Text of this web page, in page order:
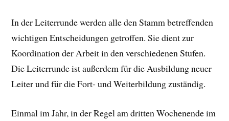
In der Leiterrunde werden alle den Stamm betreffenden
wichtigen Entscheidungen getroffen. Sie dient zur
Koordination der Arbeit in den verschiedenen Stufen.
Die Leiterrunde ist außerdem für die Ausbildung neuer
Leiter und für die Fort- und Weiterbildung zuständig.
Einmal im Jahr, in der Regel am dritten Wochenende im